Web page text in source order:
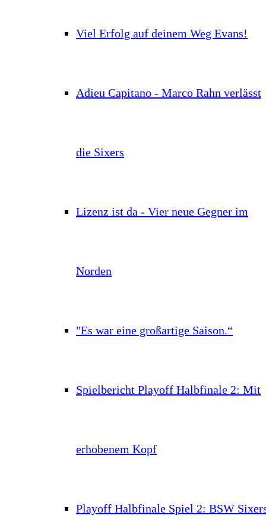
Viel Erfolg auf deinem Weg Evans!
Adieu Capitano - Marco Rahn verlässt
die Sixers
Lizenz ist da - Vier neue Gegner im
Norden
"Es war eine großartige Saison.“
Spielbericht Playoff Halbfinale 2: Mit
erhobenem Kopf
Playoff Halbfinale Spiel 2: BSW